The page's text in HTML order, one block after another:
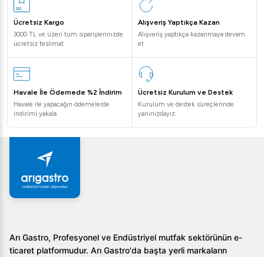
Ücretsiz Kargo
3000 TL ve üzeri tüm siparişlerinizde
ücretsiz teslimat.
Alışveriş Yaptıkça Kazan
Alışveriş yaptıkça kazanmaya devam
et
Havale İle Ödemede %2 İndirim
Havale ile yapacağın ödemelerde
indirimi yakala
Ücretsiz Kurulum ve Destek
Kurulum ve destek süreçlerinde
yanınızdayız.
Arı Gastro, Profesyonel ve Endüstriyel mutfak sektörünün e-
ticaret platformudur. Arı Gastro'da başta yerli markaların